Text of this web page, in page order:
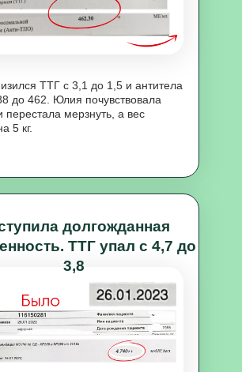
ТТГ с 3,1 до 1,5 и антитела
до 462. Юлия почувствовала
перестала мерзнуть, а вес
5 кг.
долгожданная
ТТГ упал с 4,7 до
3,8